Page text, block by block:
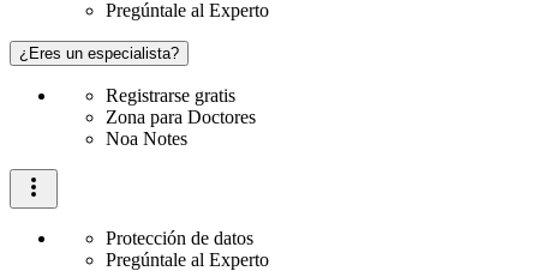
Pregúntale al Experto
¿Eres un especialista?
Registrarse gratis
Zona para Doctores
Noa Notes
Protección de datos
Pregúntale al Experto